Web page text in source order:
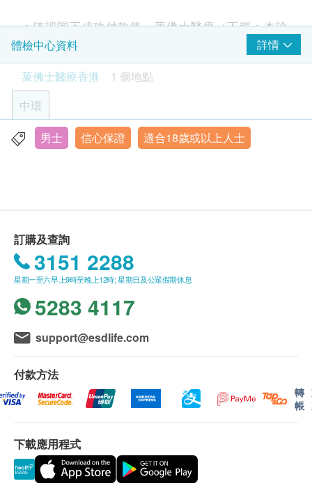
2 基本項目
基本健康評估
血壓
體質指標
身高
體重
視力檢查
腹部檢查
神經系統與反射檢查
血脂
總膽固醇
高密度膽固醇
低密度膽固醇
三酸甘油脂
糖尿
肝功能
谷丙轉氨酵素
• 確認閣下成功付款後，萊佛士醫療（下稱：本診
所）將於3個工作天內，致電閣下確認體檢日子及時
間。
• 閣下須於預約當天向本診所職員出示身份證及訂購
確認信或電郵。
• 閣下須於確認付款日期起計6 個月內進行及完成首次
諮詢及化驗或檢查項目，逾期作廢。
• 體檢參加者必須年滿18 歲或以上（體檢歡迎任何合
• 靜態心電圖讀數異常
• 或測試過程中如感到胸部不適或胸痛，須立刻停止
測試。
• 女士於經期期間，不宜進行有關尿液、大便等相關
化驗項目或子宮頸抹片測試。
• 子宮頸抹片測試只限曾有性經驗的女士進行。
• 體檢報告將於所有測試項目完成後 ，一般情況下約
7-14個工作天（不包括星期六、日及公眾假期）內跟
進報告。 上述時間受個別化驗項目時間或有所延長，
本中心職員將預先告知並與閣下達成共識。
合進行體檢項目，本診所將收取一次醫生會診費用
（港幣$300），並退還其餘已繳費用。
• 成功付款後，已訂購之體檢計劃不設更改，轉讓及
體檢中心資料
詳情
萊佛士醫療香港
1 個地點
中環
香港中環皇后大道16-18號新世界大廈1期6樓604-5室
星期六：上午8時30分 - 下午1時正
男士 信心保證 適合18歲或以上人士
訂購及查詢
3151 2288
星期一至六早上9時至晚上12時; 星期日及公眾假期休息
5283 4117
support@esdlife.com
付款方法
轉
帳
下載應用程式